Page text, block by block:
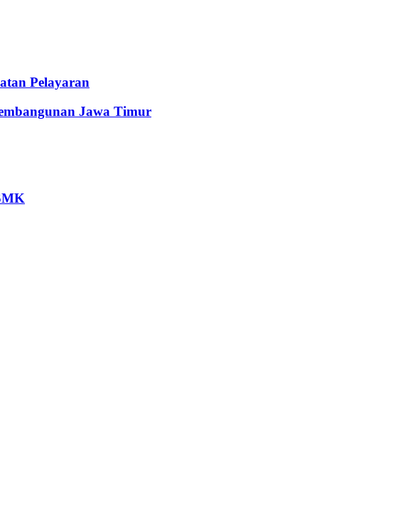
Pelayaran
Jawa Timur